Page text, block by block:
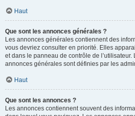
Haut
Que sont les annonces générales ?
Les annonces générales contiennent des
vous devriez consulter en priorité. Elles
et dans le panneau de contrôle de
annonces générales sont définies par les
Haut
Que sont les annonces ?
Les annonces contiennent souvent des